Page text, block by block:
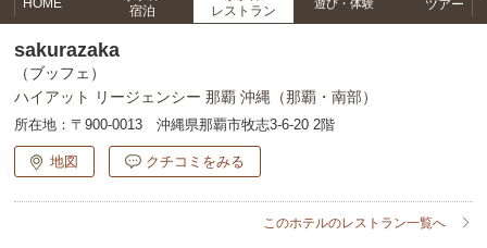
HOME
宿泊
レストラン
遊び・体験 ツアー
sakurazaka
（ブッフェ）
ハイアット リージェンシー 那覇 沖縄（那覇・南部）
所在地： 〒900-0013 沖縄県那覇市牧志3-6-20 2階
地図 クチコミをみる
このホテルのレストラン一覧へ